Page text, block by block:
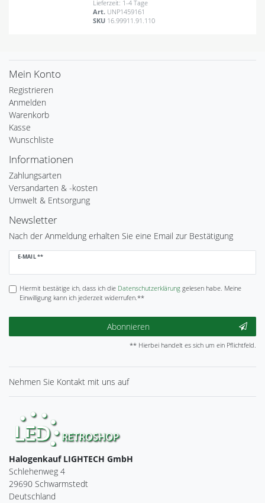
Lieferzeit: 1-4 Tage
Art. UNP1459161
SKU 16.99911.91.110
Mein Konto
Registrieren
Anmelden
Warenkorb
Kasse
Wunschliste
Informationen
Zahlungsarten
Versandarten & -kosten
Umwelt & Entsorgung
Newsletter
Nach der Anmeldung erhalten Sie eine Email zur Bestätigung
E-MAIL **
Newsletter
Hiermit bestätige ich, dass ich die Daten­schutz­erklärunggelesen habe. Meine
Einwilligung kann ich jederzeit widerrufen.**
Abonnieren
** Hierbei handelt es sich um ein Pflichtfeld.
Nehmen Sie Kontakt mit uns auf
Halogenkauf LIGHTECH GmbH
Schlehenweg 4
29690 Schwarmstedt
Deutschland